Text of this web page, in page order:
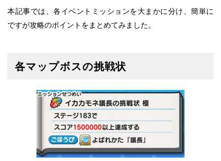
本記事では、各イベントミッションを大まかに分け、簡単に
ですが攻略のポイントをまとめてみました。
各マップボスの挑戦状